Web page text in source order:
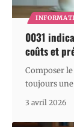
0031
coûts et
Composer
toujours
3 avril 2026